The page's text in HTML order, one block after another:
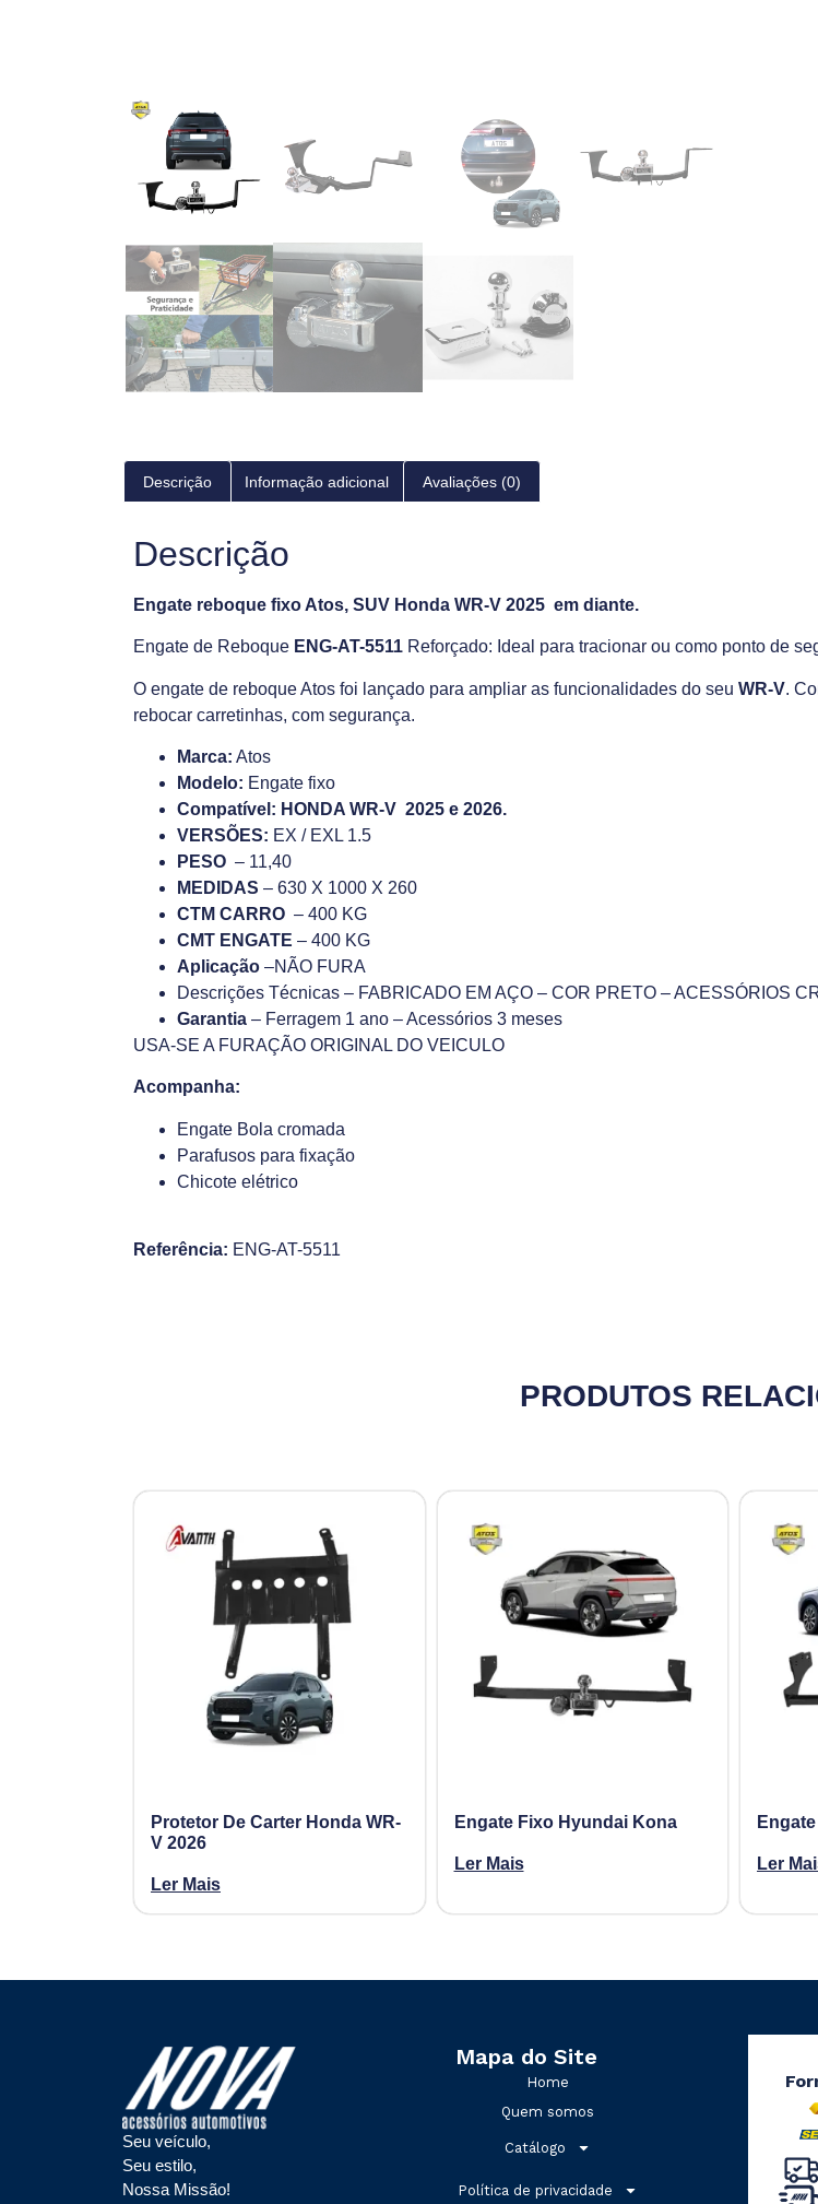
Descrição Informação adicional Avaliações (0)
Descrição
Engate reboque fixo Atos, SUV Honda WR-V 2025 em diante.
Engate de Reboque ENG-AT-5511 Reforçado: Ideal para tracionar ou como ponto de
O engate de reboque Atos foi lançado para ampliar as funcionalidades do seu WR-V.
rebocar carretinhas, com segurança.
Marca: Atos
Modelo: Engate fixo
Compatível: HONDA WR-V 2025 e 2026.
VERSÕES: EX / EXL 1.5
PESO – 11,40
MEDIDAS – 630 X 1000 X 260
CTM CARRO – 400 KG
CMT ENGATE – 400 KG
Aplicação –NÃO FURA
Descrições Técnicas – FABRICADO EM AÇO – COR PRETO – ACESSÓRIOS
Garantia – Ferragem 1 ano – Acessórios 3 meses
USA-SE A FURAÇÃO ORIGINAL DO VEICULO
Acompanha:
Engate Bola cromada
Parafusos para fixação
Chicote elétrico
Referência: ENG-AT-5511
PRODUTOS
Protetor De Carter Honda WR-
V 2026
Ler Mais
Engate Fixo Hyundai Kona
Ler Mais Ler
Seu veículo,
Seu estilo,
Nossa Missão!
Mapa do Site
Home
Quem somos
Catálogo
Política de privacidade